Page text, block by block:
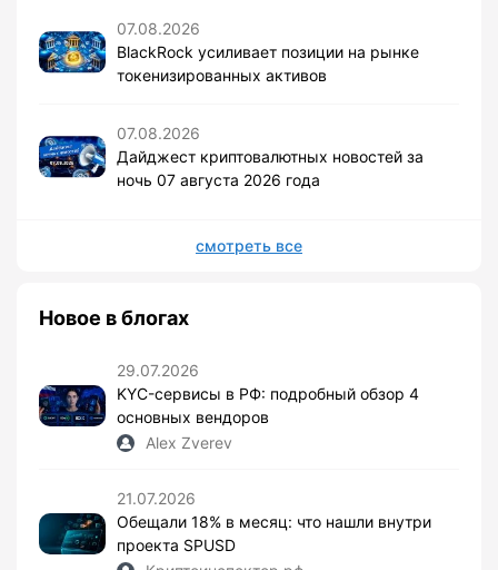
07.08.2026
BlackRock усиливает позиции на рынке
токенизированных активов
07.08.2026
Дайджест криптовалютных новостей за
ночь 07 августа 2026 года
смотреть все
Новое в блогах
29.07.2026
KYC-сервисы в РФ: подробный обзор 4
основных вендоров
Alex Zverev
21.07.2026
Обещали 18% в месяц: что нашли внутри
проекта SPUSD